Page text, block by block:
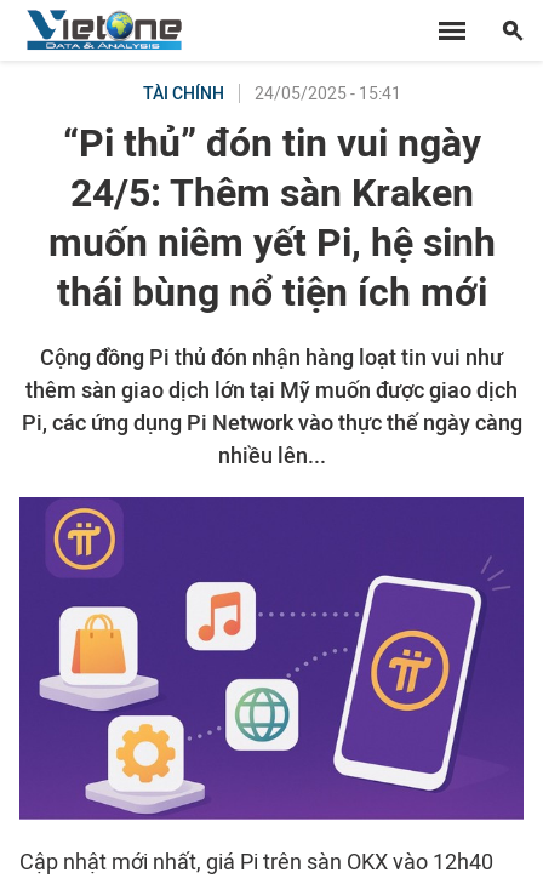
TÀI CHÍNH 24/05/2025 - 15:41
“Pi thủ” đón tin vui ngày
24/5: Thêm sàn Kraken
muốn niêm yết Pi, hệ sinh
thái bùng nổ tiện ích mới
Cộng đồng Pi thủ đón nhận hàng loạt tin vui như
thêm sàn giao dịch lớn tại Mỹ muốn được giao dịch
Pi, các ứng dụng Pi Network vào thực thế ngày càng
nhiều lên...
Cập nhật mới nhất, giá Pi trên sàn OKX vào 12h40